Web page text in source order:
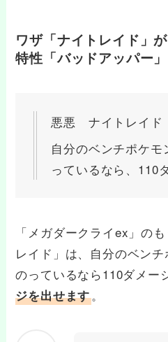
ワザ「ナイトレイド」
特性「バッドアッパー
悪悪 ナイトレイ
自分のベンチポケ
っているなら、110
「メガダークライex」の
レイド」は、自分のベン
のっているなら110ダメー
ジを出せます。